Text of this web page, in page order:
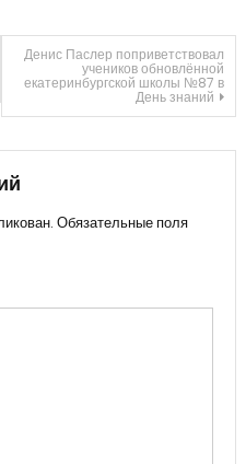
Денис Паслер поприветствовал
учеников обновлённой
екатеринбургской школы №87 в
День знаний
Обязательные поля